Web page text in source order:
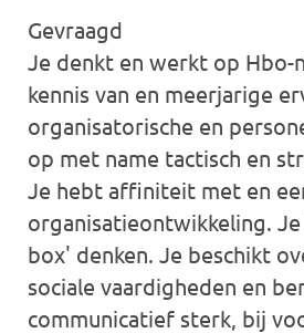
Gevraagd
Je denkt en werkt op Hbo-
kennis van en meerjarige
organisatorische en
op met name tactisch en
Je hebt affiniteit met en
organisatieontwikkeling.
box' denken. Je beschikt
sociale vaardigheden en
communicatief sterk, bij